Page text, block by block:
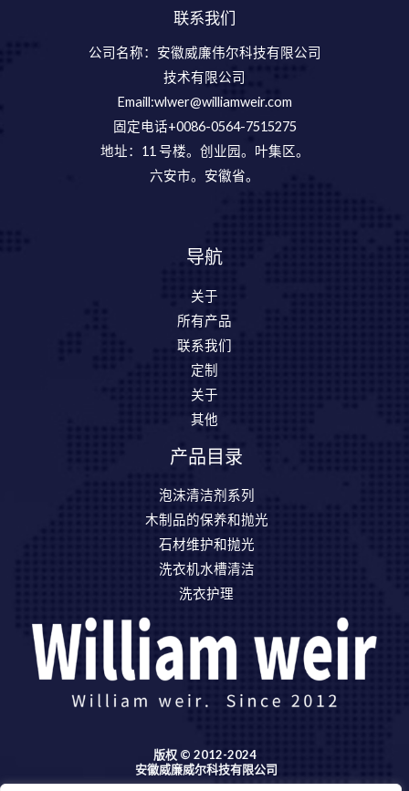
联系我们
公司名称：安徽威廉伟尔科技有限公司
技术有限公司
Emaill:wlwer@williamweir.com
固定电话+0086-0564-7515275
地址：11 号楼。创业园。叶集区。
六安市。安徽省。
导航
关于
所有产品
联系我们
定制
关于
其他
产品目录
泡沫清洁剂系列
木制品的保养和抛光
石材维护和抛光
洗衣机水槽清洁
洗衣护理
版权 © 2012-2024
安徽威廉威尔科技有限公司